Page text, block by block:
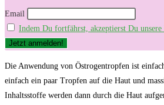
Email
Indem Du fortfährst, akzeptierst Du unsere
Die Anwendung ‍von‌ Östrogentropfen ist
einfach ein paar Tropfen auf die‌ Haut ⁢und
Inhaltsstoffe werden dann durch ⁣die Haut